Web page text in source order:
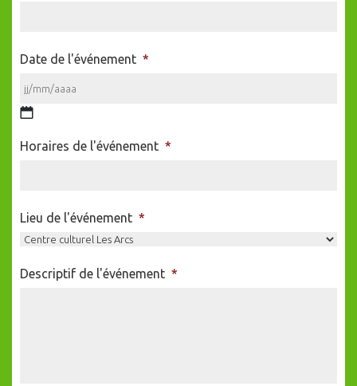
Date de l'événement *
slash
MM
Horaires de l'événement *
Lieu de l'événement *
Descriptif de l'événement *